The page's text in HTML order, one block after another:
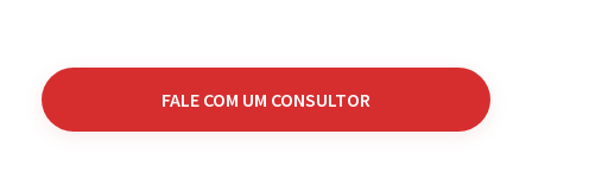
FALE COM UM CONSULTOR